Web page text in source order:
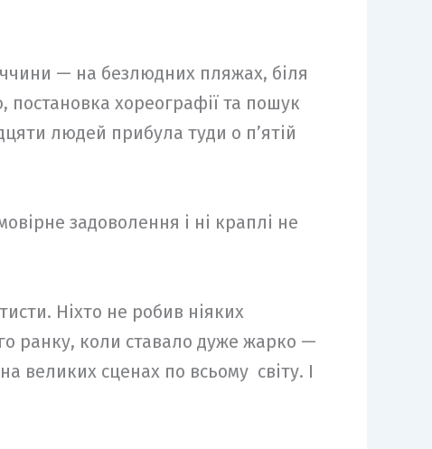
— на безлюдних пляжах, біля
постановка хореографії та пошук
людей прибула туди о п’ятій
задоволення і ні краплі не
Ніхто не робив ніяких
ранку, коли ставало дуже жарко —
великих сценах по всьому світу. І